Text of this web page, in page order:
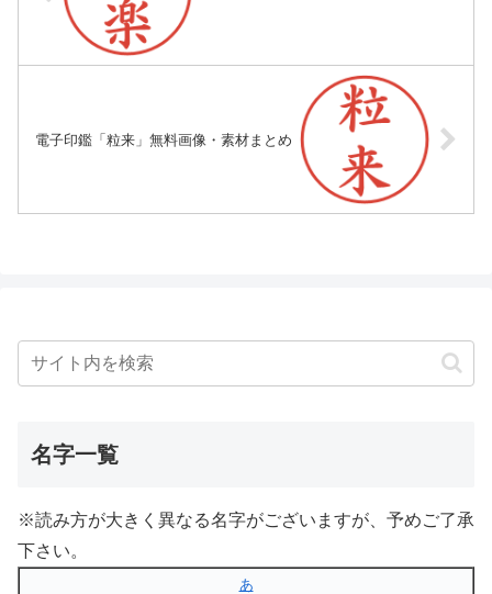
電子印鑑「粒来」無料画像・素材まとめ
名字一覧
※読み方が大きく異なる名字がございますが、予めご了承
下さい。
あ